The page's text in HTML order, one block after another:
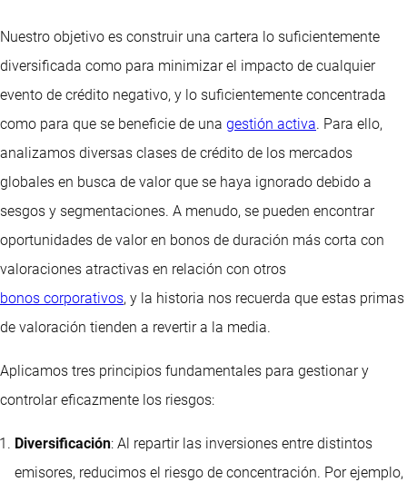
Nuestro objetivo es construir una cartera lo suficientemente
diversificada como para minimizar el impacto de cualquier
evento de crédito negativo, y lo suficientemente concentrada
como para que se beneficie de una gestión activa. Para ello,
analizamos diversas clases de crédito de los mercados
globales en busca de valor que se haya ignorado debido a
sesgos y segmentaciones. A menudo, se pueden encontrar
oportunidades de valor en bonos de duración más corta con
valoraciones atractivas en relación con otros
bonos corporativos, y la historia nos recuerda que estas primas
de valoración tienden a revertir a la media.
Aplicamos tres principios fundamentales para gestionar y
controlar eficazmente los riesgos:
Diversificación: Al repartir las inversiones entre distintos
emisores, reducimos el riesgo de concentración. Por ejemplo,